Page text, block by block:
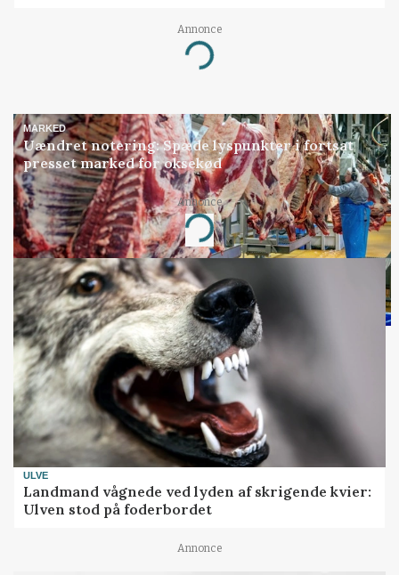
Annonce
Loading...
MARKED
Uændret notering: Spæde lyspunkter i fortsat
presset marked for oksekød
Annonce
Loading...
ULVE
Landmand vågnede ved lyden af skrigende kvier:
Ulven stod på foderbordet
Annonce